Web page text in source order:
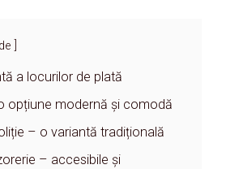
a locurilor de plată
opțiune modernă și comodă
– o variantă tradițională
– accesibile și